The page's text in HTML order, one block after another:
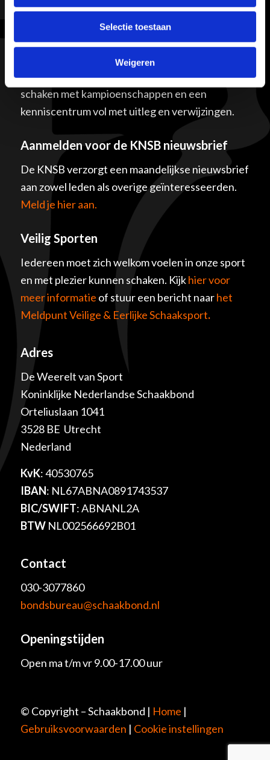
Selectie toestaan
Weigeren
Schaakbond.nl ondersteunt leden, clubs, scholen
en organisatoren om verder te ontplooien in het
schaken met kampioenschappen en een
kenniscentrum vol met uitleg en verwijzingen.
Aanmelden voor de KNSB nieuwsbrief
De KNSB verzorgt een maandelijkse nieuwsbrief
aan zowel leden als overige geïnteresseerden.
Meld je hier aan.
Veilig Sporten
Iedereen moet zich welkom voelen in onze sport
en met plezier kunnen schaken. Kijkhier voor
meer informatie of stuur een bericht naarhet
Meldpunt Veilige & Eerlijke Schaaksport.
Adres
De Weerelt van Sport
Koninklijke Nederlandse Schaakbond
Orteliuslaan 1041
3528 BE Utrecht
Nederland
KvK: 40530765
IBAN: NL67ABNA0891743537
BIC/SWIFT: ABNANL2A
BTWNL002566692B01
Contact
030-3077860
bondsbureau@schaakbond.nl
Openingstijden
Open ma t/m vr 9.00-17.00 uur
© Copyright – Schaakbond | Home |
Gebruiksvoorwaarden | Cookie instellingen